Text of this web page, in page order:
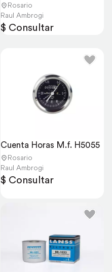
Rosario
Raul Ambrogi
$ Consultar
Cuenta Horas M.f. H5055
Rosario
Raul Ambrogi
$ Consultar